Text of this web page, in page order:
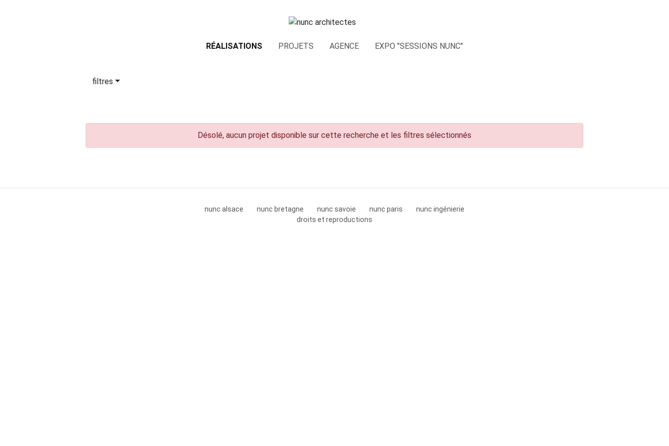
RÉALISATIONS PROJETS AGENCE EXPO "SESSIONS NUNC"
filtres
Désolé, aucun projet disponible sur cette recherche et les filtres sélectionnés
nunc alsace nunc bretagne nunc savoie nunc paris
nunc ingénierie
droits et reproductions